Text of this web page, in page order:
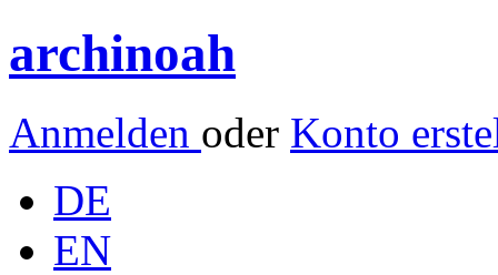
archinoah
Anmelden oder Konto
DE
EN